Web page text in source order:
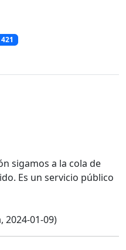
421
sigamos a la cola de
Es un servicio público
2024-01-09)